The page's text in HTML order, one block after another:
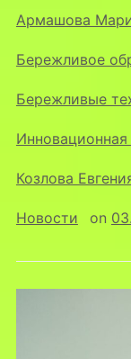
Армашова
Бережливое
Бережливые
Козлова
Новости on